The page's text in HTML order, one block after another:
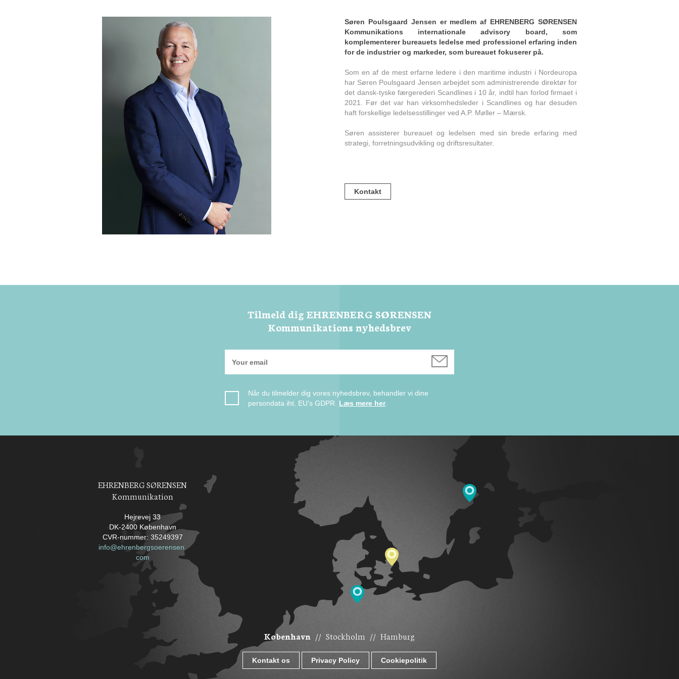
Søren Poulsgaard Jensen er medlem af EHRENBERG SØRENSEN
Kommunikations internationale advisory board, som
komplementerer bureauets ledelse med professionel erfaring inden
for de industrier og markeder, som bureauet fokuserer på.
Som en af de mest erfarne ledere i den maritime industri i Nordeuropa
har Søren Poulsgaard Jensen arbejdet som administrerende direktør for
det dansk-tyske færgerederi Scandlines i 10 år, indtil han forlod firmaet i
2021. Før det var han virksomhedsleder i Scandlines og har desuden
haft forskellige ledelsesstillinger ved A.P. Møller – Mærsk.
Søren assisterer bureauet og ledelsen med sin brede erfaring med
strategi, forretningsudvikling og driftsresultater.
Kontakt
Tilmeld dig EHRENBERG SØRENSEN
Kommunikations nyhedsbrev
Når du tilmelder dig vores nyhedsbrev, behandler vi dine
persondata iht. EU’s GDPR. Læs mere her.
EHRENBERG SØRENSEN
Kommunikation
Hejrevej 33
DK-2400 København
CVR-nummer: 35249397
info@ehrenbergsoerensen.
com
København // Stockholm // Hamburg
Kontakt os Privacy Policy Cookiepolitik